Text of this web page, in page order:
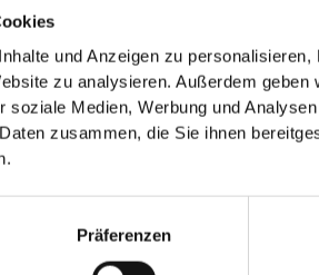
und Anzeigen zu
zu analysieren. Außerdem
soziale Medien, Werbung und
zusammen, die Sie ihnen
Präferenzen